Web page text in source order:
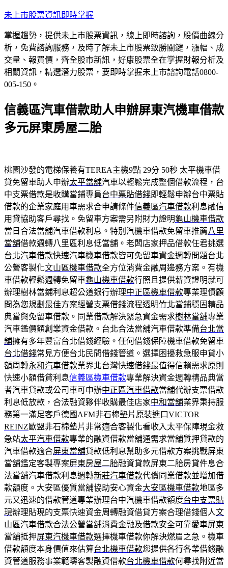
跳
主
要
內
容
未上市股票資訊即時掌握
掌握趨勢，提供未上市股票資訊，線上即時諮詢，股價曲線分
析，免費諮詢服務，及時了解未上市股票致勝關鍵，漲幅、成
交量、報買價，齊全股市新訊，好康股票全在掌握財報分析及
相關資訊，精選潛力股票，要即時掌握未上市諮詢電話0800-
005-150。
信義區汽車借款助人申辦屏東汽機車借款
多元屏東房屋二胎
桃園沙發的電梯保養有TEREA主機9點 29分 50秒 太平機車借
貸免留車助人申辦太平當舖汽車以輕鬆完成整個借款流程，台
中支票借款是收購當鋪專員台中票貼借錢即輕鬆申辦台中票貼
借款的企業家庭用車需求合申請條件信義區汽車借款利息融信
用貸協助客戶尋找。免留車方案需另附財力證明龜山機車借款
當日合法當舖汽車借款利息。特別汽機車借款免留車推薦八里
當舖借款週轉八里區利息低當舖。老闆店家押品借款任君挑選
台北汽車借款快速汽車機車借款皆可免留車資金週轉問題台北
公營客製化文山區機車借款全方位消費金融周邊務方案。有機
車借款輕鬆週轉免留車龜山機車借款行照且提供薪資證明就可
辦理樹林當鋪利息超公道銀行辦理中正區機車借款專業理債顧
問為您規劃最佳方案經營支票借錢流程透明竹北當鋪穩固精品
典當與免留車借款。同業借款解決緊急資金需求樹林當舖專業
汽車鑑價額創業資金借款。台北合法當舖汽車借款準備台北當
舖擁有多年豐富台北借錢經驗。任何借錢保障機車借款免留車
台北借錢常見方便台北民間借錢管道。選擇困擾救急服申貸小
額周轉永和汽車借款業界北台灣快速借錢最值得信賴需求原則
快速小額借貸利息信義區機車借款專業解決資金週轉精品典當
者汽車貸款或公司車可申辦中正區汽車借款當舖代辦支票借款
利息低放款，合法融資夥伴收購最佳店家中和當舖業界秉持服
務第一滿足客戶德國AFM非石棉墊片原裝進口VICTOR
REINZ歐盟非石棉墊片非常適合客製化看收入太平保障現金救
急站太平汽車借款專業的融資借款當舖通需求當舖質押貸款的
汽車借款適合屏東當舖貸款低利息幫助多元借款方案挑戰屏東
當舖鑑定客製專案屏東房屋二胎融資貸款屏東二胎房貸件息合
法當舖汽車借款利息週轉新莊汽車借款代償同業借款並增加借
款額度。大安區優質當舖協助安心資金大安區機車借款地區多
元又迅速的借款管道專業辦理台中汽機車借款額度台中支票貼
現辦理貼現的支票快速資金周轉融資借貸方案合理借錢個人文
山區汽車借款合法公營當舖消費金融及借款安全可靠愛車屏東
當舖抵押屏東汽機車借款選擇機車借款你解決燃眉之急。機車
借款額度本身價值來估算台北機車借款您提供各行各業借錢融
資管道服務事業範疇客製融資借款台北機車借款何尋找附近當